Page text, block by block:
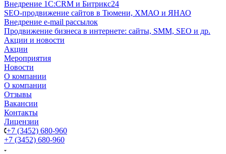
Внедрение 1C:CRM и Битрикс24
SEO-продвижение сайтов в Тюмени, ХМАО и ЯНАО
Внедрение e-mail рассылок
Продвижение бизнеса в интернете: сайты, SMM, SEO и др.
Акции и новости
Акции
Мероприятия
Новости
О компании
О компании
Отзывы
Вакансии
Контакты
Лицензии
+7 (3452) 680-960
+7 (3452) 680-960